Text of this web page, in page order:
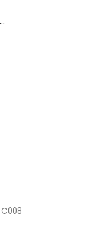
C008